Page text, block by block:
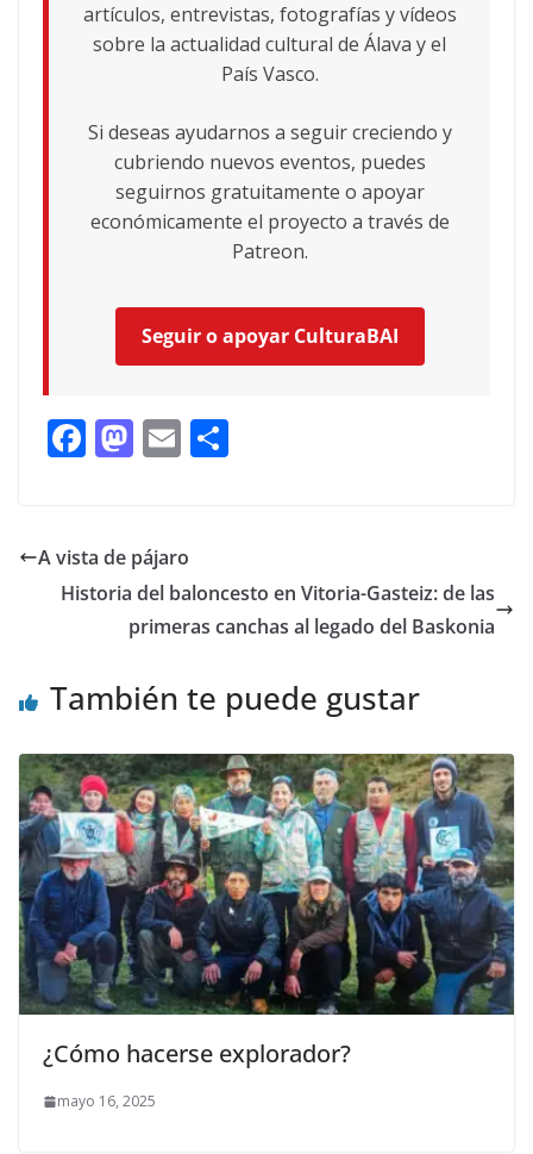
artículos, entrevistas, fotografías y vídeos
sobre la actualidad cultural de Álava y el
País Vasco.
Si deseas ayudarnos a seguir creciendo y
cubriendo nuevos eventos, puedes
seguirnos gratuitamente o apoyar
económicamente el proyecto a través de
Patreon.
Seguir o apoyar CulturaBAI
F
b
o
M
d
o
n
E
l
ar
ti
A vista de pájaro
Historia del baloncesto en Vitoria-Gasteiz: de las
primeras canchas al legado del Baskonia
También te puede gustar
¿Cómo hacerse explorador?
mayo 16, 2025